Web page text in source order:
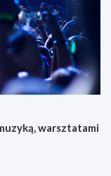
warsztatami